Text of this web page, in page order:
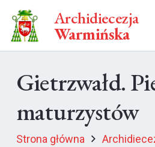
Archidiecezja
Warmińska
Gietrzwałd.
maturzystów
Strona główna